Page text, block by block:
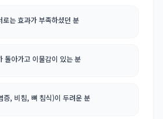
는 효과가 부족하셨던 분
돌아가고 이물감이 있는 분
증, 비침, 뼈 침식)이 두려운 분